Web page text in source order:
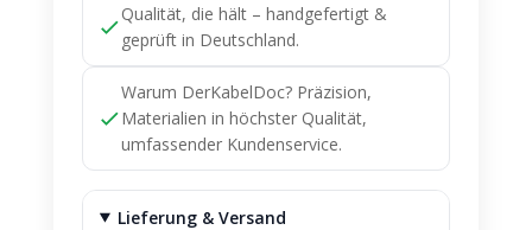
Qualität, die hält – handgefertigt &
geprüft in Deutschland.
Warum DerKabelDoc? Präzision,
Materialien in höchster Qualität,
umfassender Kundenservice.
Lieferung & Versand